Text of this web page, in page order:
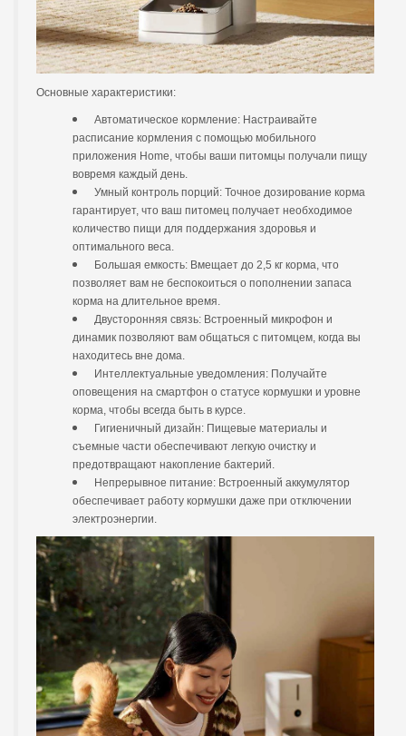
Основные характеристики:
Автоматическое кормление: Настраивайте
расписание кормления с помощью мобильного
приложения Home, чтобы ваши питомцы получали пищу
вовремя каждый день.
Умный контроль порций: Точное дозирование корма
гарантирует, что ваш питомец получает необходимое
количество пищи для поддержания здоровья и
оптимального веса.
Большая емкость: Вмещает до 2,5 кг корма, что
позволяет вам не беспокоиться о пополнении запаса
корма на длительное время.
Двусторонняя связь: Встроенный микрофон и
динамик позволяют вам общаться с питомцем, когда вы
находитесь вне дома.
Интеллектуальные уведомления: Получайте
оповещения на смартфон о статусе кормушки и уровне
корма, чтобы всегда быть в курсе.
Гигиеничный дизайн: Пищевые материалы и
съемные части обеспечивают легкую очистку и
предотвращают накопление бактерий.
Непрерывное питание: Встроенный аккумулятор
обеспечивает работу кормушки даже при отключении
электроэнергии.